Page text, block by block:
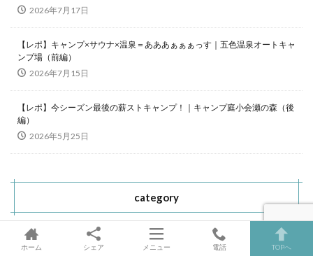
2026年7月17日
【レポ】キャンプ×サウナ×温泉＝あああぁぁぁっす｜五色温泉オートキャ
ンプ場（前編）
2026年7月15日
【レポ】今シーズン最後の薪ストキャンプ！｜キャンプ庭小会瀬の森（後
編）
2026年5月25日
category
お知らせ
ホーム シェア メニュー 電話 TOPへ